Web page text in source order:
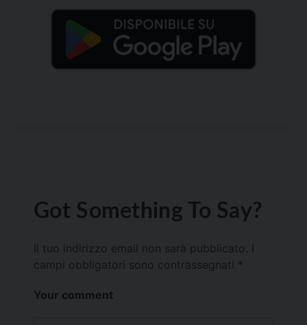
Got Something To Say?
Il tuo indirizzo email non sarà pubblicato.
campi obbligatori sono contrassegnati *
Your comment